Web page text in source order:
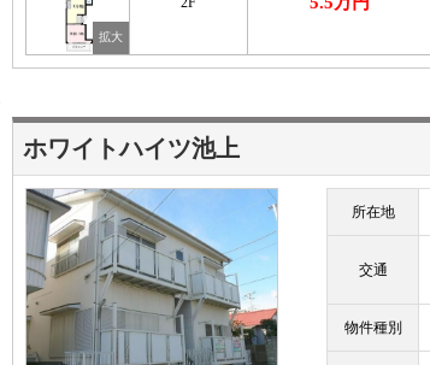
ホワイトハイツ池上
所在地
交通
物件種別